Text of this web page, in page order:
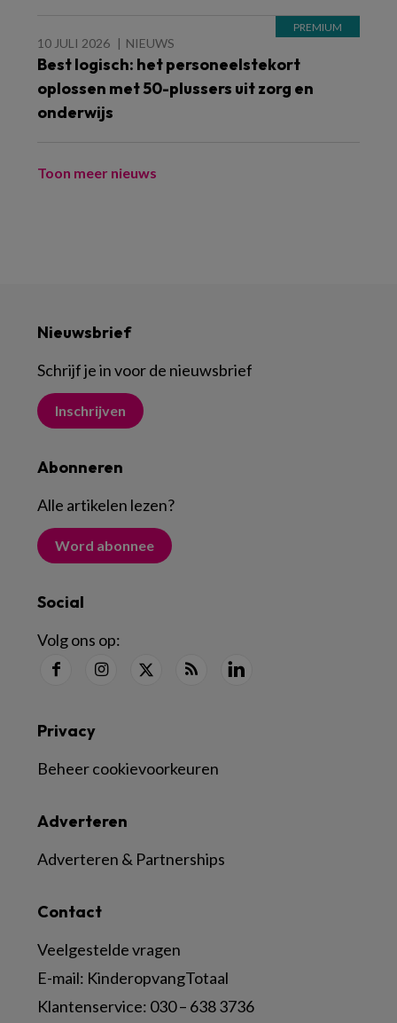
10 JULI 2026 NIEUWS
Best logisch: het personeelstekort
oplossen met 50-plussers uit zorg en
onderwijs
Toon meer nieuws
Nieuwsbrief
Schrijf je in voor de nieuwsbrief
Inschrijven
Abonneren
Alle artikelen lezen?
Word abonnee
Social
Volg ons op:
Contact
Veelgestelde vragen
E-mail: KinderopvangTotaal
Klantenservice: 030 – 638 3736
Adverteren
Adverteren & Partnerships
Privacy
Beheer cookievoorkeuren